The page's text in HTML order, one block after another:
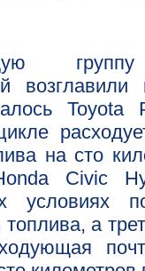
Toyota
на сто
Civic
условиях
топлива, а